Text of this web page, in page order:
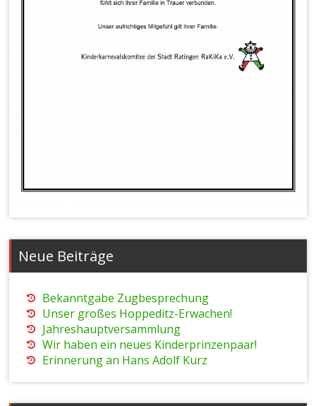
Neue Beiträge
Bekanntgabe Zugbesprechung
Unser großes Hoppeditz-Erwachen!
Jahreshauptversammlung
Wir haben ein neues Kinderprinzenpaar!
Erinnerung an Hans Adolf Kurz